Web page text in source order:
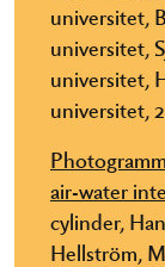
universitet,
universitet,
universitet,
universitet,
air-water
cylinder,
Hellström,